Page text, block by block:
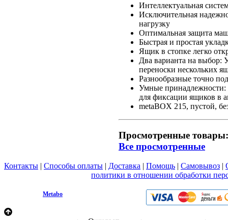
Интеллектуальная
Исключительная
нагрузку
Оптимальная защита
Быстрая и простая
Ящик в стопке легко
Два варианта на выбор:
переноски нескольких
Разнообразные точно
Умные принадлежности:
для фиксации ящиков в
metaBOX 215, пустой,
Просмотренные товары:
Все просмотренные
Контакты | Способы оплаты | Доставка | Помощь | Самовывоз |
политики в отношении обработки
Metabo